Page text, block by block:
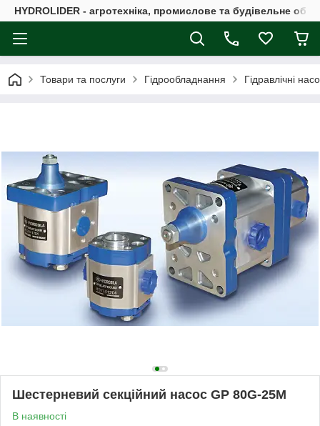
HYDROLIDER - агротехніка, промислове та будівельне
Товари та послуги Гідрообладнання Гідравлічні
Шестерневий секційний насос GP 80G-25M
В наявності